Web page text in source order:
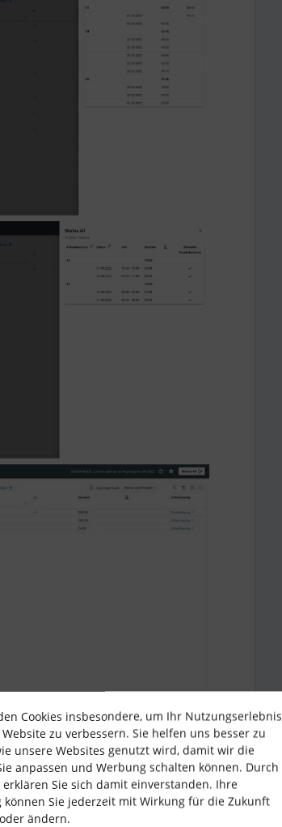
project report
Cookies insbesondere, um Ihr Nutzungserlebnis
zu verbessern. Sie helfen uns besser zu
unsere Websites genutzt wird, damit wir die
anpassen und Werbung schalten können. Durch
Sie sich damit einverstanden. Ihre
können Sie jederzeit mit Wirkung für die Zukunft
ändern.